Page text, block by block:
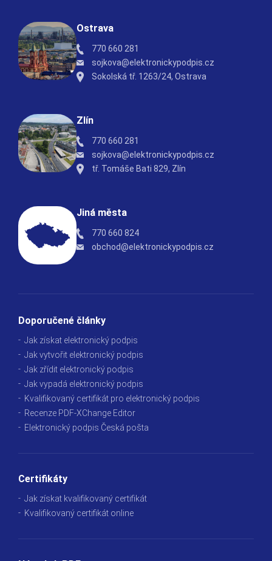
Ostrava
770 660 281
sojkova@elektronickypodpis.cz
Sokolská tř. 1263/24, Ostrava
Zlín
770 660 281
sojkova@elektronickypodpis.cz
tř. Tomáše Bati 829, Zlín
Jiná města
770 660 824
obchod@elektronickypodpis.cz
Doporučené články
Jak získat elektronický podpis
Jak vytvořit elektronický podpis
Jak zřídit elektronický podpis
Jak vypadá elektronický podpis
Kvalifikovaný certifikát pro elektronický podpis
Recenze PDF-XChange Editor
Elektronický podpis Česká pošta
Certifikáty
Jak získat kvalifikovaný certifikát
Kvalifikovaný certifikát online